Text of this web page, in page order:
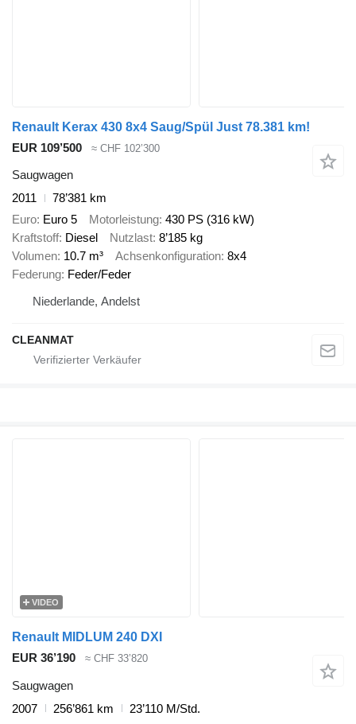
Renault Kerax 430 8x4 Saug/Spül Just 78.381 km!
EUR 109’500
≈ CHF 102’300
Saugwagen
2011
78’381 km
Euro Euro 5 Motorleistung 430 PS (316 kW)
Kraftstoff Diesel Nutzlast 8’185 kg
Volumen 10.7 m³ Achsenkonfiguration 8x4
Federung Feder/Feder
Niederlande, Andelst
CLEANMAT
VIDEO
Renault MIDLUM 240 DXI
EUR 36’190
≈ CHF 33’820
Saugwagen
2007
256’861 km
23’110 M/Std.